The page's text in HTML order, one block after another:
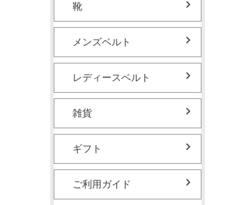
靴
メンズベルト
レディースベルト
雑貨
ギフト
ご利用ガイド